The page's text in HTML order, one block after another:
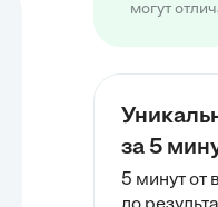
могут
за 5
5 минут от